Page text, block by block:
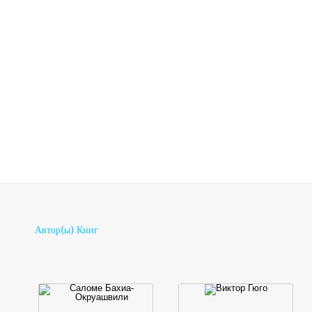
„დანიშნა“ თუ არა ზვიად
გამსახურდიამ ვლადისლავ
Автор(ы) Книг